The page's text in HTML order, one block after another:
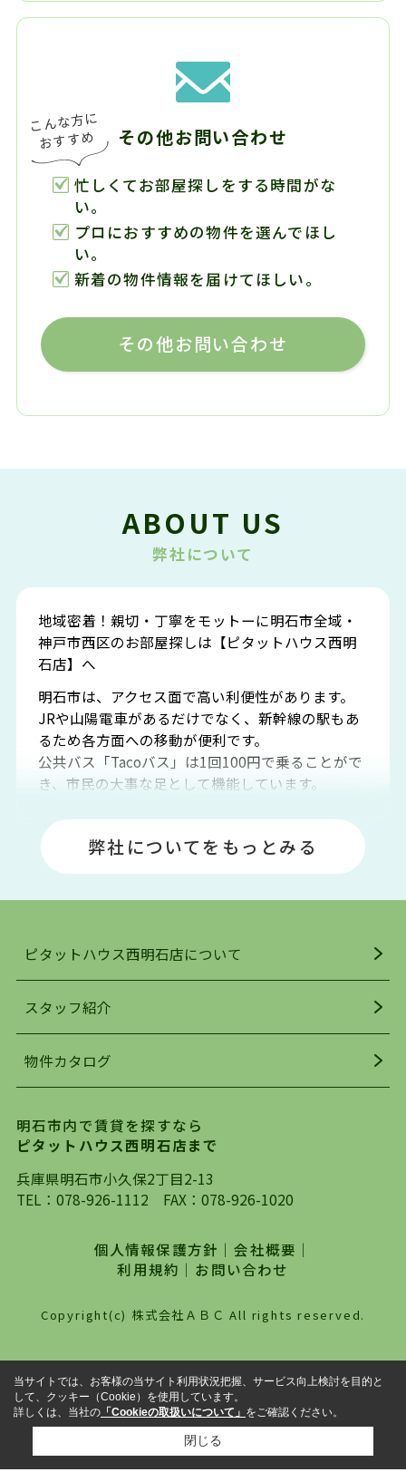
その他お問い合わせ
忙しくてお部屋探しをする時間がな
い。
プロにおすすめの物件を選んでほし
い。
新着の物件情報を届けてほしい。
その他お問い合わせ
ABOUT US
弊社について
地域密着！親切・丁寧をモットーに明石市全域・
神戸市西区のお部屋探しは【ピタットハウス西明
石店】へ
明石市は、アクセス面で高い利便性があります。
JRや山陽電車があるだけでなく、新幹線の駅もあ
るため各方面への移動が便利です。
公共バス「Tacoバス」は1回100円で乗ることがで
き、市民の大事な足として機能しています。
場や釣りスポットが多くあります。JR「大久保
駅」周辺には、ビブレ・イオンをはじめとした買
い物施設も多くあり、買い物にも困りません。
明石駅・西明石駅を中心に、明石市・神戸市西区
でお部屋探している方は、ぜひ当ＨＰにて物件を
お探しになってください。弊社は、スタッフの平
を行っており地域最大級の情報取扱量を誇ってお
ります。店頭で限られた物件をご紹介する、従来
自身でインターネットを利用し、理想のお部屋を
探していただき、選択していただいた物件情報に
対して、専門知識を持ったスタッフがサポートさ
せていただくスタイルを心がけております。私た
は、一度だけでは終わらない、お客様との末長い
お付き合いです。初めての一人暮らしから、就
職・ご結婚・売買物件の購入、などなど一生涯に
わたる、良きアドバイザーとして、地域に密着し
た営業スタイルで様々なお役立ちができればと強
わせください。
弊社についてをもっとみる
ピタットハウス西明石店について
スタッフ紹介
物件カタログ
明石市内で賃貸を探すなら
ピタットハウス西明石店まで
兵庫県明石市小久保2丁目2-13
TEL： 078-926-1112 FAX：078-926-1020
個人情報保護方針 ｜会社概要 ｜
利用規約 ｜ お問い合わせ
Copyright(c) 株式会社ＡＢＣ All rights reserved.
当サイトでは、お客様の当サイト利用状況把握、サービス向上検討を目的と
して、クッキー（Cookie）を使用しています。
詳しくは、当社の 「Cookieの取扱いについて」 をご確認ください。
閉じる